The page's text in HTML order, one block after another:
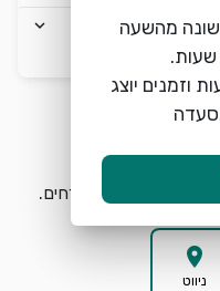
keyboard_arrow_down
שעה וכמות אורחים.
location_on
ניווט
מהשעה
וזמנים יוצג